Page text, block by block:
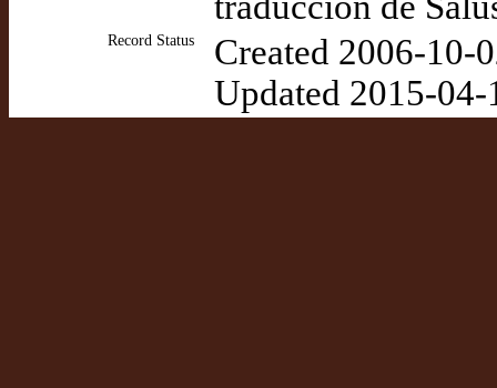
Record Status
Created 2006-10-
Updated 2015-04-